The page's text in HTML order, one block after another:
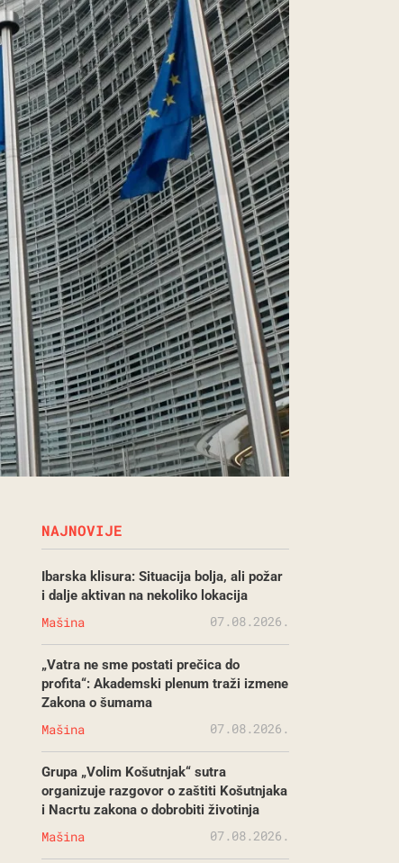
NAJNOVIJE
Ibarska klisura: Situacija bolja, ali požar
i dalje aktivan na nekoliko lokacija
Mašina 07.08.2026.
„Vatra ne sme postati prečica do
profita“: Akademski plenum traži izmene
Zakona o šumama
Mašina 07.08.2026.
Grupa „Volim Košutnjak“ sutra
organizuje razgovor o zaštiti Košutnjaka
i Nacrtu zakona o dobrobiti životinja
Mašina 07.08.2026.